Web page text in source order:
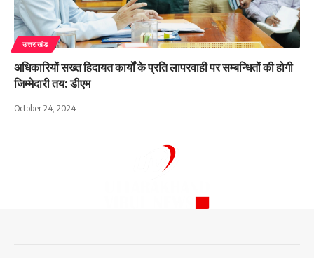
उत्तराखंड
अधिकारियों सख्त हिदायत कार्यों के प्रति लापरवाही पर सम्बन्धितों की होगी
जिम्मेदारी तय: डीएम
October 24, 2024